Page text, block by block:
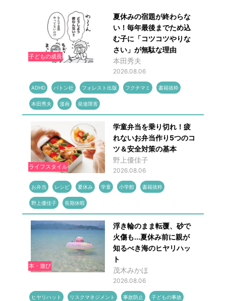
子どもの成長
夏休みの宿題が終わらな
い！毎年最後までため込
む子に「コツコツやりな
さい」が無駄な理由
本田秀夫
2026.08.06
ADHD バトン社 フォレスト出版 フクチマミ 書籍抜粋
本田秀夫 漫画 発達障害
ライフスタイル
学童弁当を乗り切れ！疲
れないお弁当作り5つのコ
ツ＆安全対策の基本
野上優佳子
2026.08.06
お弁当 レシピ 夏休み 学童 小学館 書籍抜粋
野上優佳子 長期休暇
本・遊び
浮き輪のまま転覆、砂で
火傷も...夏休み前に親が
知るべき海のヒヤリハッ
ト
茂木みかほ
2026.08.06
ヒヤリハット リスクマネジメント 事故防止 子どもの事故